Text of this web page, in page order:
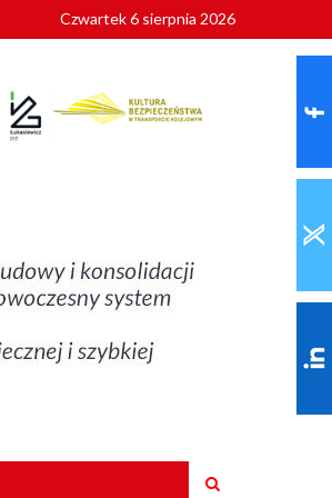
Czwartek 6 sierpnia 2026